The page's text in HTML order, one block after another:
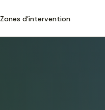
Zones d’intervention